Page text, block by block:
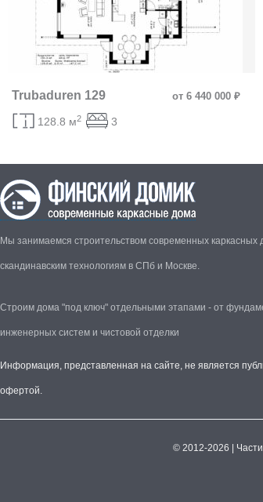
Trubaduren 129 от 6 440 000 ₽
128.8 м2 3
Мы занимаемся строительством современных каркасных
скандинавским технологиям в СПб и Москве.
Строим дома "под ключ" отдельными этапами - от
инженерных систем и чистовой отделки
Информация, представленная на сайте, не является
офертой.
© 2012-2026 |